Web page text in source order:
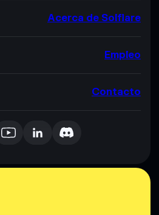
Acerca de Solflare
Empleo
Contacto